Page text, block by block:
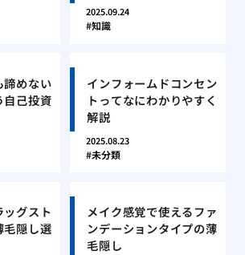
2025.09.24
知識
諦めない
自己投資
インフォームドコンセン
トってなにわかりやすく
解説
2025.08.23
未分類
グスト
毛隠し選
メイク感覚で使えるファ
ンデーションタイプの薄
毛隠し